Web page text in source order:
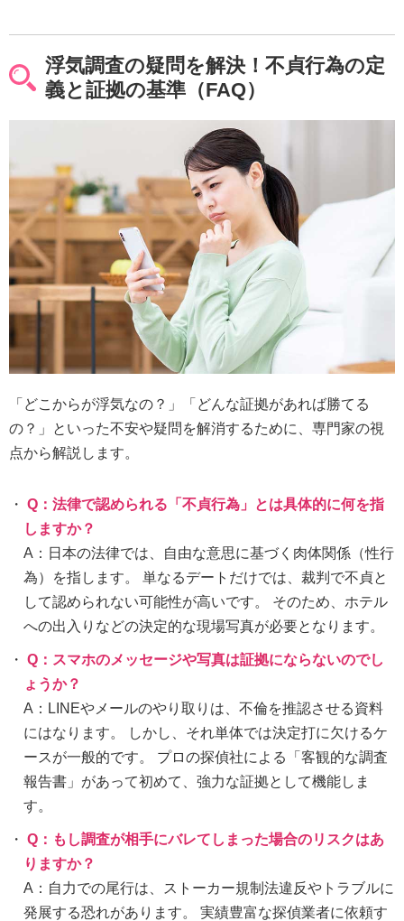
浮気調査の疑問を解決！不貞行為の定
義と証拠の基準（FAQ）
「どこからが浮気なの？」「どんな証拠があれば勝てる
の？」といった不安や疑問を解消するために、専門家の視
点から解説します。
Q：法律で認められる「不貞行為」とは具体的に何を指
しますか？
A：日本の法律では、自由な意思に基づく肉体関係（性行
為）を指します。 単なるデートだけでは、裁判で不貞と
して認められない可能性が高いです。 そのため、ホテル
への出入りなどの決定的な現場写真が必要となります。
Q：スマホのメッセージや写真は証拠にならないのでし
ょうか？
A：LINEやメールのやり取りは、不倫を推認させる資料
にはなります。 しかし、それ単体では決定打に欠けるケ
ースが一般的です。 プロの探偵社による「客観的な調査
報告書」があって初めて、強力な証拠として機能しま
す。
Q：もし調査が相手にバレてしまった場合のリスクはあ
りますか？
A：自力での尾行は、ストーカー規制法違反やトラブルに
発展する恐れがあります。 実績豊富な探偵業者に依頼す